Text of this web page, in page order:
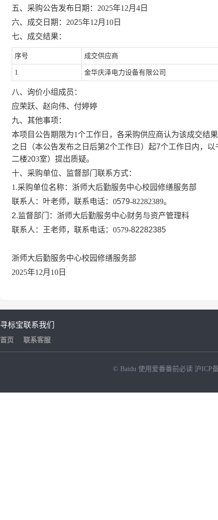
五、采购公告发布日期： 2025年12月 4 日
六、成交日期： 2025年12月 10 日
七、成交结果：
序号 成交供应商
1 金华庆泽电力设备有限公司
八、询价小组成员：
应荣跃、 赵向伟、付婷婷
九、其他事项：
本项目公告期限为1个工作日，各采购供应商认为该成交结
之日（本公告发布之日后第2个工作日）起7个工作日内，以
二楼203室）提出质疑。
十、 采购单位、监督部门 联系方式：
1.采购单位名称： 浙师大后勤服务中心校园修缮服务部
联系人：叶老师，联系电话： 0579-82282389。
2.监督部门： 浙师大后勤服务中心财务与资产管理科
联系人 ：王老师，联系电话： 0579-82282385
浙师大后勤服务中心校园修缮服务部
2025年12月 10 日
寻标宝
首页
联系我们
联系客服
© Baidu 使用爱番番前必读 沪ICP